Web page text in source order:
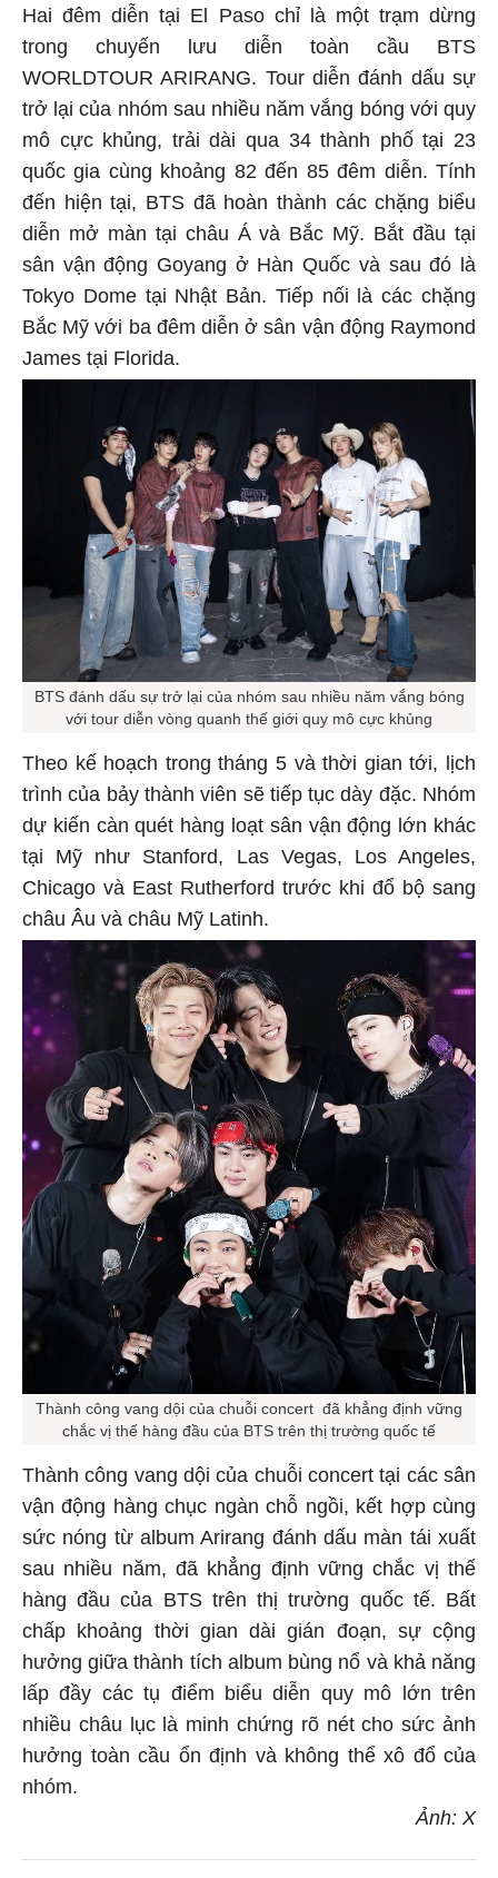
Hai đêm diễn tại El Paso chỉ là một trạm dừng
trong chuyến lưu diễn toàn cầu BTS
WORLDTOUR ARIRANG. Tour diễn đánh dấu sự
trở lại của nhóm sau nhiều năm vắng bóng với quy
mô cực khủng, trải dài qua 34 thành phố tại 23
quốc gia cùng khoảng 82 đến 85 đêm diễn. Tính
đến hiện tại, BTS đã hoàn thành các chặng biểu
diễn mở màn tại châu Á và Bắc Mỹ. Bắt đầu tại
sân vận động Goyang ở Hàn Quốc và sau đó là
Tokyo Dome tại Nhật Bản. Tiếp nối là các chặng
Bắc Mỹ với ba đêm diễn ở sân vận động Raymond
James tại Florida.
BTS đánh dấu sự trở lại của nhóm sau nhiều năm vắng bóng
với tour diễn vòng quanh thế giới quy mô cực khủng
Theo kế hoạch trong tháng 5 và thời gian tới, lịch
trình của bảy thành viên sẽ tiếp tục dày đặc. Nhóm
dự kiến càn quét hàng loạt sân vận động lớn khác
tại Mỹ như Stanford, Las Vegas, Los Angeles,
Chicago và East Rutherford trước khi đổ bộ sang
châu Âu và châu Mỹ Latinh.
Thành công vang dội của chuỗi concert đã khẳng định vững
chắc vị thế hàng đầu của BTS trên thị trường quốc tế
Thành công vang dội của chuỗi concert tại các sân
vận động hàng chục ngàn chỗ ngồi, kết hợp cùng
sức nóng từ album Arirang đánh dấu màn tái xuất
sau nhiều năm, đã khẳng định vững chắc vị thế
hàng đầu của BTS trên thị trường quốc tế. Bất
chấp khoảng thời gian dài gián đoạn, sự cộng
hưởng giữa thành tích album bùng nổ và khả năng
lấp đầy các tụ điểm biểu diễn quy mô lớn trên
nhiều châu lục là minh chứng rõ nét cho sức ảnh
hưởng toàn cầu ổn định và không thể xô đổ của
nhóm.
Ảnh: X